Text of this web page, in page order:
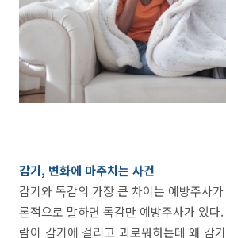
감기, 변화에 마주치는 사건
감기와 독감의 가장 큰 차이는 예방주사
론적으로 말하면 독감만 예방주사가 있
람이 감기에 걸리고 괴로워하는데 왜 감